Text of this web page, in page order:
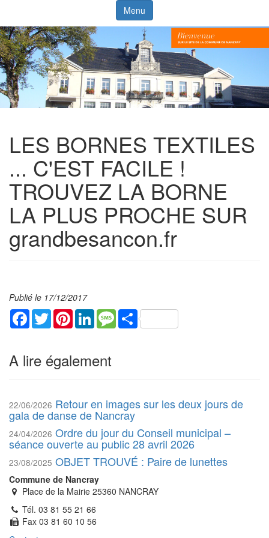
Menu
LES BORNES TEXTILES
... C'EST FACILE !
TROUVEZ LA BORNE
LA PLUS PROCHE SUR
grandbesancon.fr
Publié le 17/12/2017
Facebook
TwitterPinterestLinkedInMessageShare
A lire également
22/06/2026 Retour en images sur les deux jours de
gala de danse de Nancray
24/04/2026 Ordre du jour du Conseil municipal –
séance ouverte au public 28 avril 2026
23/08/2025 OBJET TROUVÉ : Paire de lunettes
Commune de Nancray
Place de la Mairie 25360 NANCRAY
Tél. 03 81 55 21 66
Fax 03 81 60 10 56